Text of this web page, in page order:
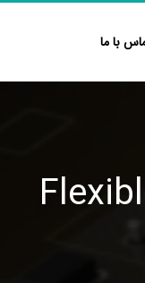
با ما